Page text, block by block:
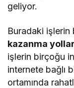
geliyor.
Buradaki işlerin
kazanma
işlerin birçoğu
internete bağlı
ortamında